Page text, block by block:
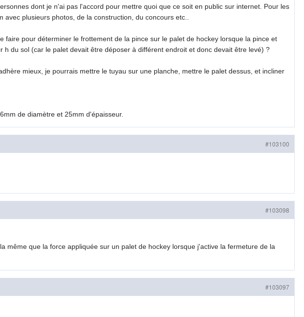
dont je n'ai pas l'accord pour mettre quoi que ce soit en public sur internet. Pour les
plusieurs photos, de la construction, du concours etc..
pour déterminer le frottement de la pince sur le palet de hockey lorsque la pince et
du sol (car le palet devait être déposer à différent endroit et donc devait être levé) ?
mieux, je pourrais mettre le tuyau sur une planche, mettre le palet dessus, et incliner
de diamètre et 25mm d'épaisseur.
#103100
#103098
même que la force appliquée sur un palet de hockey lorsque j'active la fermeture de la
#103097